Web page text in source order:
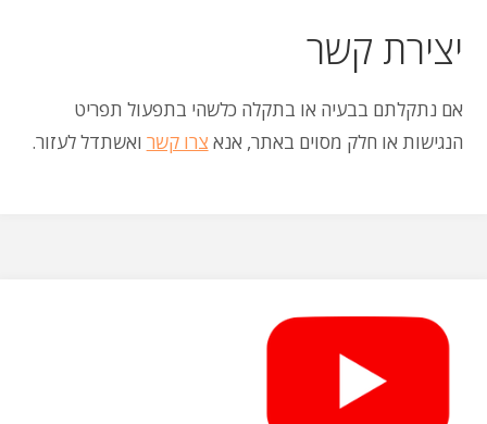
יצירת קשר
אם נתקלתם בבעיה או בתקלה כלשהי בתפעול תפריט
הנגישות או חלק מסוים באתר, אנא צרו קשר ואשתדל לעזור.